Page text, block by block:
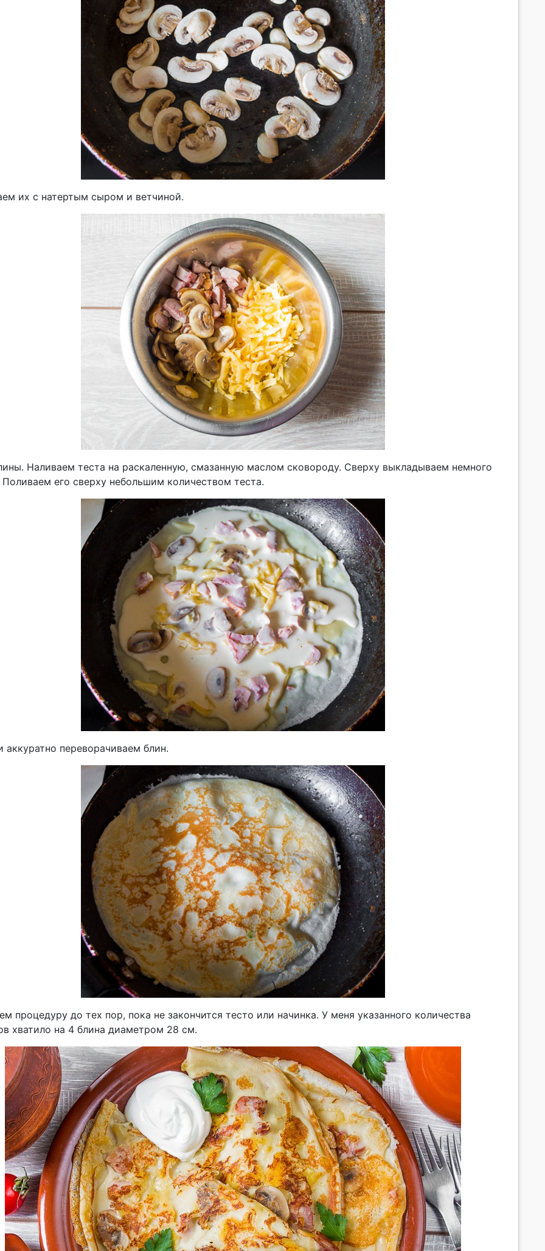
их с натертым сыром и ветчиной.
Наливаем теста на раскаленную, смазанную маслом сковороду. Сверху выкладываем немного
Поливаем его сверху небольшим количеством теста.
аккуратно переворачиваем блин.
процедуру до тех пор, пока не закончится тесто или начинка. У меня указанного количества
хватило на 4 блина диаметром 28 см.